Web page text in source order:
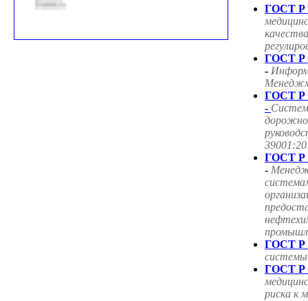
ГОСТ Р
ГОСТ Р
-
ГОСТ Р
-
ГОСТ Р
-
ГОСТ Р
системы
ГОСТ Р
риска к